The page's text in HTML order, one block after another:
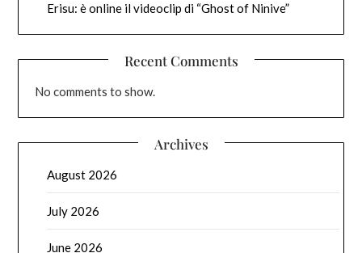
Erisu: è online il videoclip di “Ghost of Ninive”
Recent Comments
No comments to show.
Archives
August 2026
July 2026
June 2026